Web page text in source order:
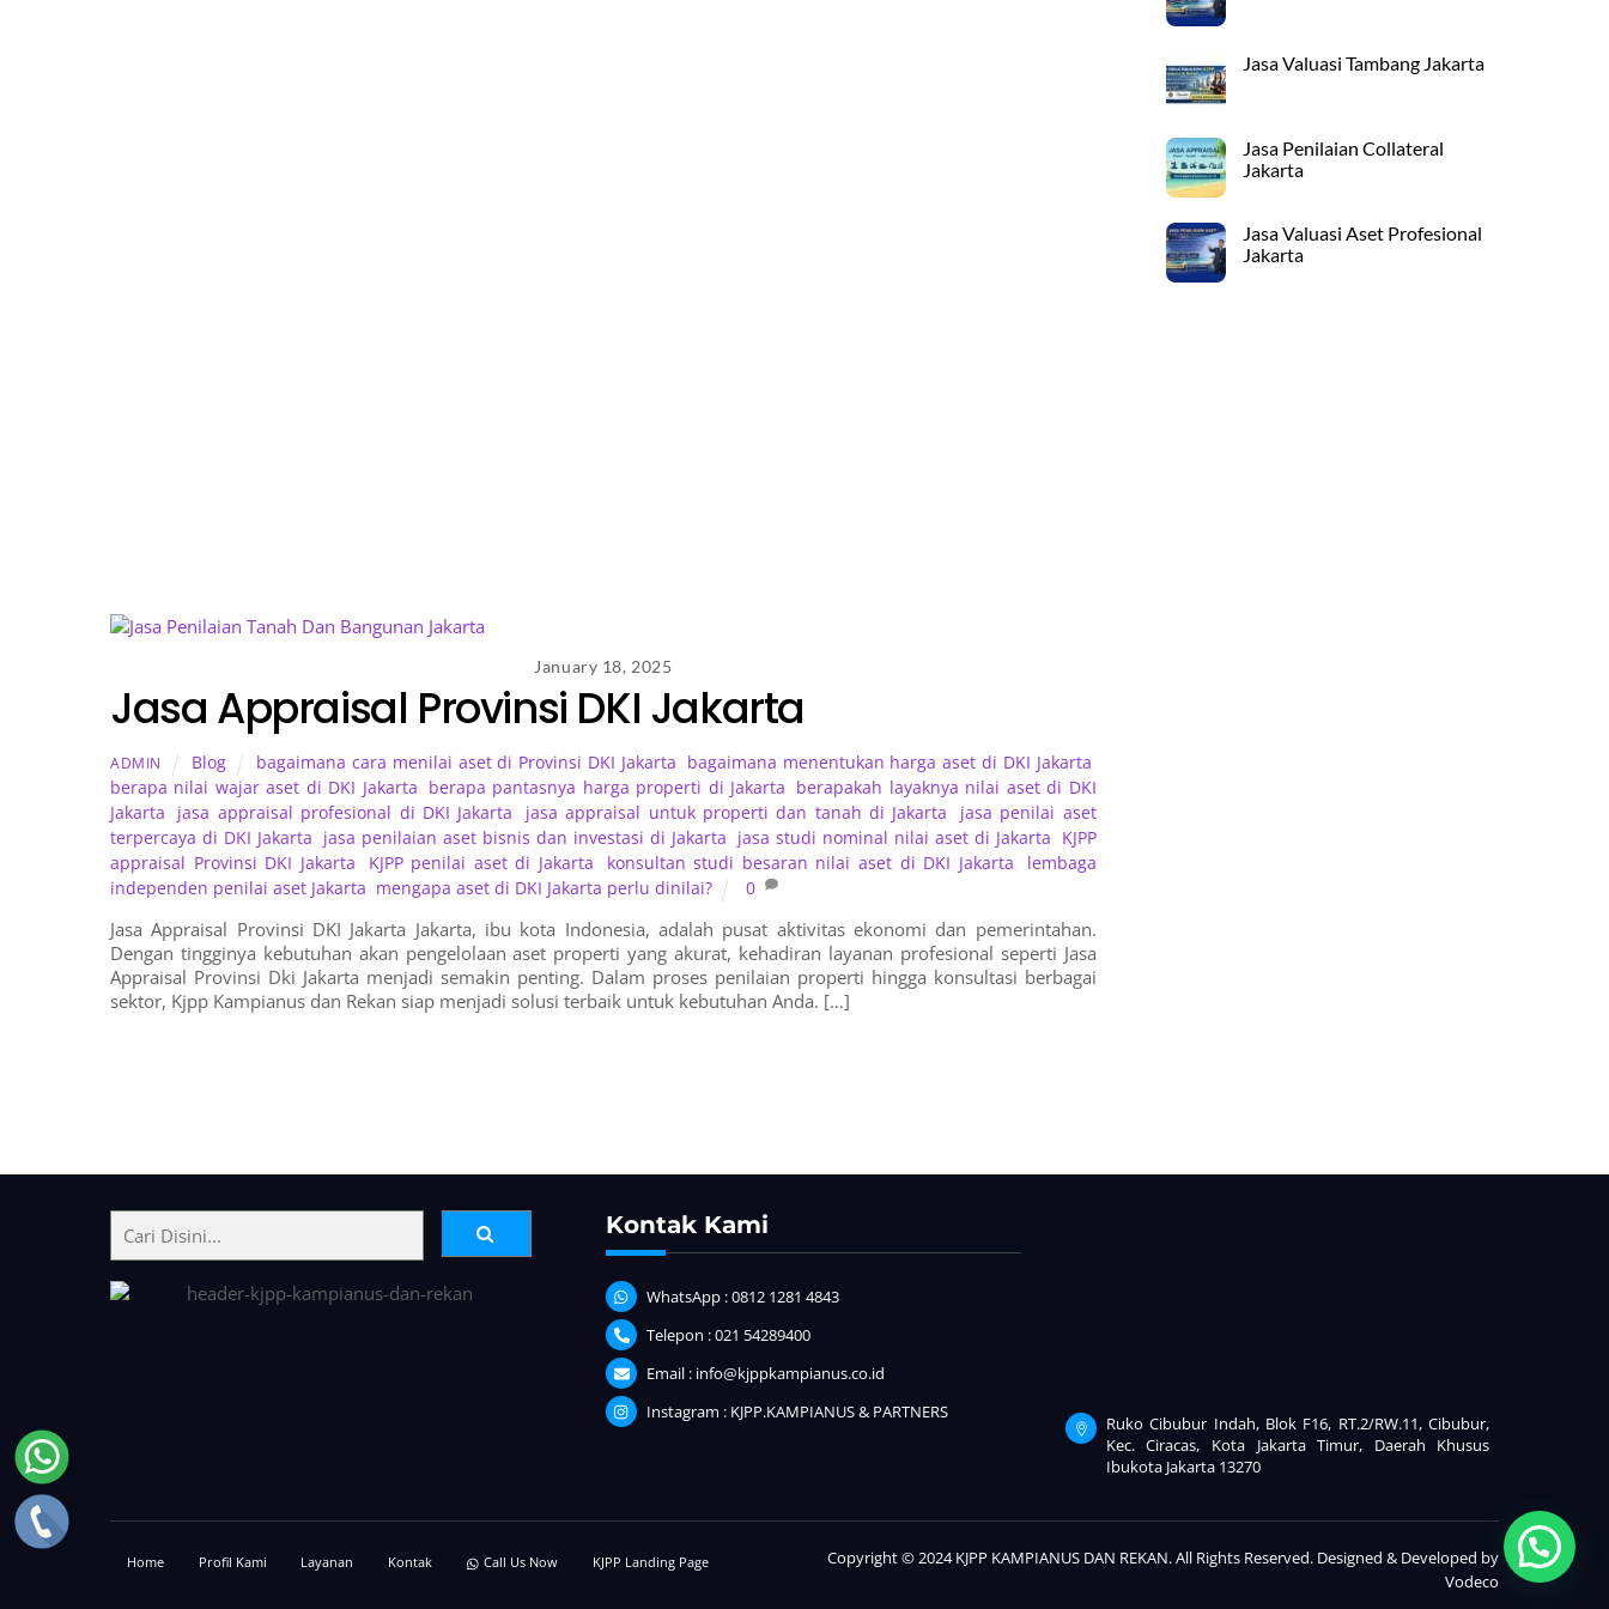
January 18, 2025
Jasa Appraisal Provinsi DKI Jakarta
ADMIN Blog bagaimana cara menilai aset di Provinsi DKI Jakarta bagaimana menentukan harga aset di DKI Jakarta
berapa nilai wajar aset di DKI Jakarta
berapa pantasnya harga properti di Jakarta
berapakah layaknya nilai aset di DKI
Jakarta
jasa appraisal profesional di DKI Jakarta jasa appraisal untuk properti dan tanah di Jakarta
jasa penilai aset
terpercaya di DKI Jakarta
jasa penilaian aset bisnis dan investasi di Jakarta jasa studi nominal nilai aset di Jakarta
KJPP
appraisal Provinsi DKI Jakarta
KJPP penilai aset di Jakarta konsultan studi besaran nilai aset di DKI Jakarta
lembaga
independen penilai aset Jakarta mengapa aset di DKI Jakarta perlu dinilai? 0
Jasa Appraisal Provinsi DKI Jakarta Jakarta, ibu kota Indonesia, adalah pusat aktivitas ekonomi dan pemerintahan.
Dengan tingginya kebutuhan akan pengelolaan aset properti yang akurat, kehadiran layanan profesional seperti Jasa
Appraisal Provinsi Dki Jakarta menjadi semakin penting. Dalam proses penilaian properti hingga konsultasi berbagai
sektor, Kjpp Kampianus dan Rekan siap menjadi solusi terbaik untuk kebutuhan Anda. […]
Jasa Valuasi Tambang Jakarta
Jasa Penilaian Collateral
Jakarta
Jasa Valuasi Aset Profesional
Jakarta
Back
Kontak Kami
WhatsApp : 0812 1281 4843
Telepon : 021 54289400
Email : info@kjppkampianus.co.id
Instagram : KJPP.KAMPIANUS & PARTNERS
Ruko Cibubur Indah, Blok F16, RT.2/RW.11, Cibubur,
Kec. Ciracas, Kota Jakarta Timur, Daerah Khusus
Ibukota Jakarta 13270
Home Profil Kami Layanan Kontak Call Us Now KJPP Landing Page
Copyright © 2024 KJPP KAMPIANUS DAN REKAN. All Rights Reserved. Designed & Developed by
Vodeco